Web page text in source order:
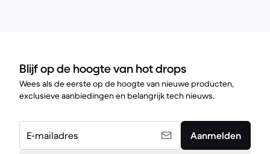
Blijf op de hoogte van hot drops
Wees als de eerste op de hoogte van nieuwe producten,
exclusieve aanbiedingen en belangrijk tech nieuws.
E-mailadres Aanmelden